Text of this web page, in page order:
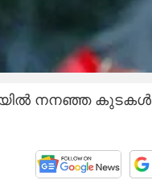
നനഞ്ഞ കുടകൾ